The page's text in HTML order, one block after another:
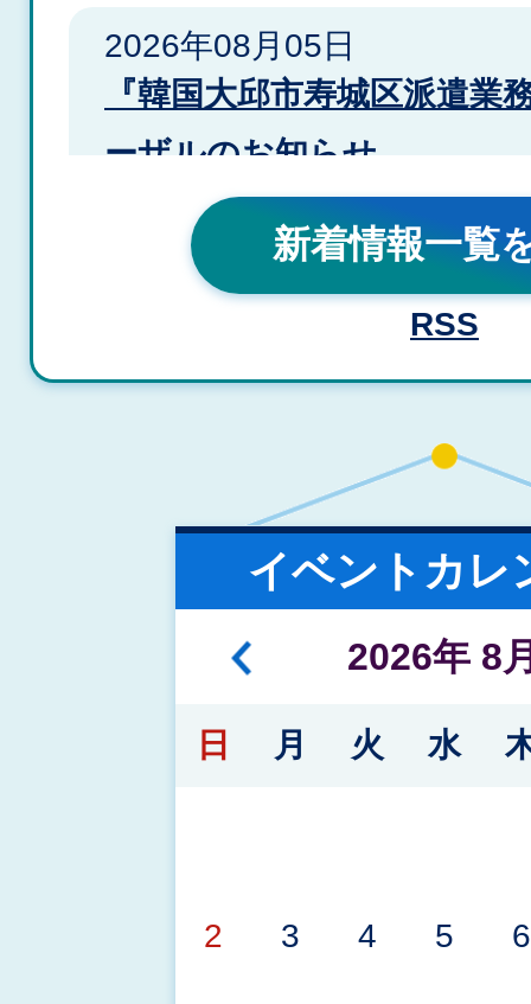
2026年08月05日
『韓国大邱市寿城区派遣業
ーザルのお知らせ
2026年08月03日
泉佐野おしゃれカフェ【泉
ャパン株式会社】参加者募
2026年08月03日
泉佐野市第5次障害者計画
画・第4期障害児福祉計画
託 公募型プロポーザル実施
2026年08月03日
新着情報一覧
RSS
イベントカレ
2026年 8
日 月 火 水
2 3 4 5 6